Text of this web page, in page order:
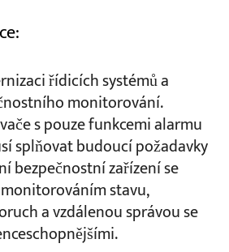
řídicích systémů a
monitorování.
s pouze funkcemi alarmu
splňovat budoucí požadavky
bezpečnostní zařízení se
stavu,
a vzdálenou správou se